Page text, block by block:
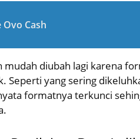
Cash
mudah diubah lagi karena
Seperti yang sering
formatnya terkunci